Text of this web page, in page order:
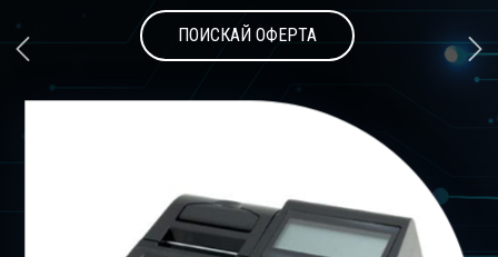
ПОИСКАЙ ОФЕРТА